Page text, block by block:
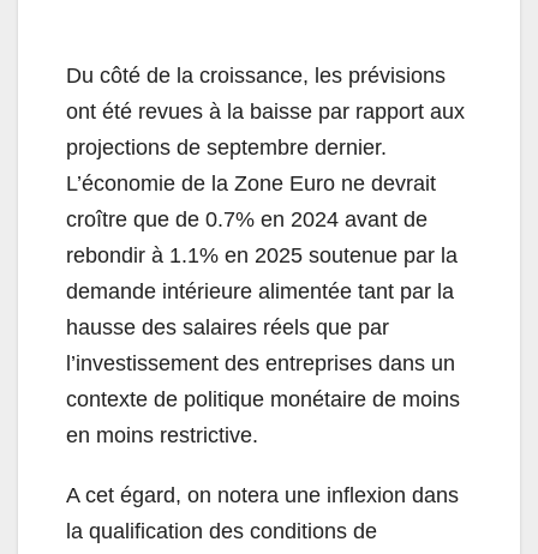
Du côté de la croissance, les prévisions
ont été revues à la baisse par rapport aux
projections de septembre dernier.
L’économie de la Zone Euro ne devrait
croître que de 0.7% en 2024 avant de
rebondir à 1.1% en 2025 soutenue par la
demande intérieure alimentée tant par la
hausse des salaires réels que par
’investissement des entreprises dans un
contexte de politique monétaire de moins
en moins restrictive.
A cet égard, on notera une inflexion dans
la qualification des conditions de